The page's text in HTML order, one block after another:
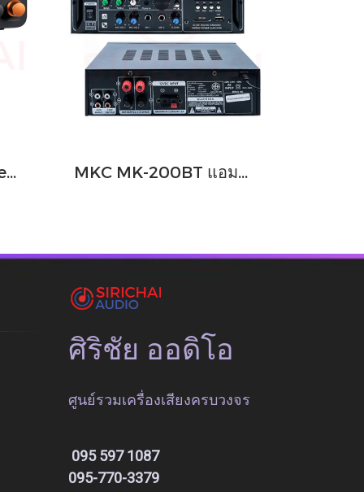
แอมป์หลอด Integrated Amplifier FOSI AUDIO รุ่น MC331 MKC MK-200BT แอมป์บลูทูธ AC DC แอมป์ คาราโอเกะ 50W สเตอริโอ Bluetooth HI-FI Amplifier Aux USB Amp
ศิริชัย ออดิโอ
ศูนย์รวมเครื่องเสียงครบวงจร
095 597 1087
095-770-3379